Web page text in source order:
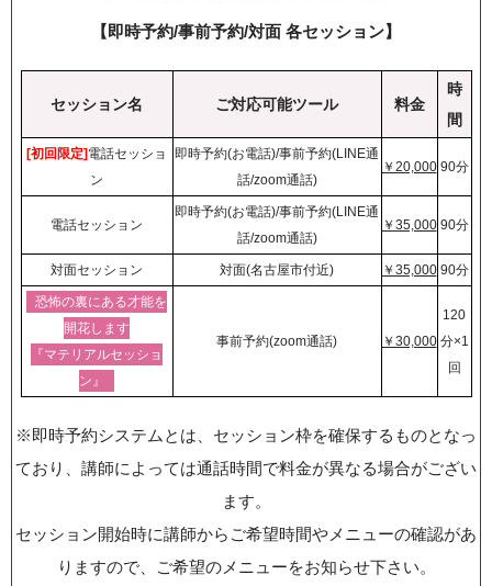
【即時予約/事前予約/対面 各セッション】
セッション名 ご対応可能ツール 料金
時
間
[初回限定] 電話セッショ
ン
即時予約(お電話)/事前予約(LINE通
話/zoom通話)
￥20,000 90分
電話セッション
即時予約(お電話)/事前予約(LINE通
話/zoom通話)
￥35,000 90分
対面セッション 対面(名古屋市付近) ￥35,000 90分
恐怖の裏にある才能を
開花します
『マテリアルセッショ
ン』
事前予約(zoom通話) ￥30,000
120
分×1
回
※即時予約システムとは、セッション枠を確保するものとなっ
ており、講師によっては通話時間で料金が異なる場合がござい
ます。
セッション開始時に講師からご希望時間やメニューの確認があ
りますので、ご希望のメニューをお知らせ下さい。